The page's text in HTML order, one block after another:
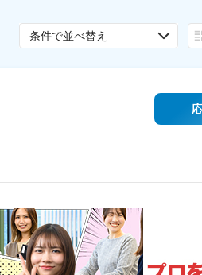
条件で並べ替え